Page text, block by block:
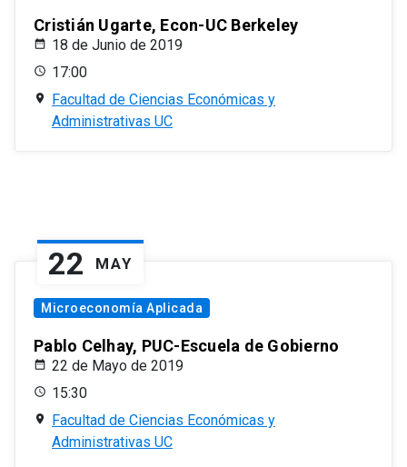
Cristián Ugarte, Econ-UC Berkeley
18 de Junio de 2019
17:00
Facultad de Ciencias Económicas y
Administrativas UC
22 MAY
Microeconomía Aplicada
Pablo Celhay, PUC-Escuela de Gobierno
22 de Mayo de 2019
15:30
Facultad de Ciencias Económicas y
Administrativas UC